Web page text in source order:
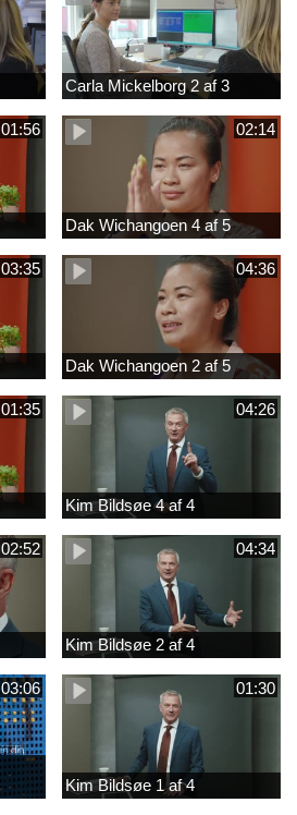
Carla Mickelborg 2 af 3
01:56 02:14
Dak Wichangoen 4 af 5
03:35 04:36
Dak Wichangoen 2 af 5
01:35 04:26
Kim Bildsøe 4 af 4
02:52 04:34
Kim Bildsøe 2 af 4
03:06 01:30
Kim Bildsøe 1 af 4